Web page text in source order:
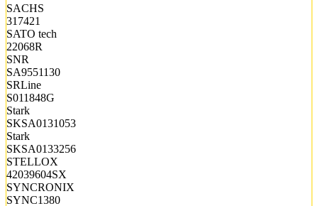
SACHS
317421
SATO tech
22068R
SNR
SA9551130
SRLine
S011848G
Stark
SKSA0131053
Stark
SKSA0133256
STELLOX
42039604SX
SYNCRONIX
SYNC1380